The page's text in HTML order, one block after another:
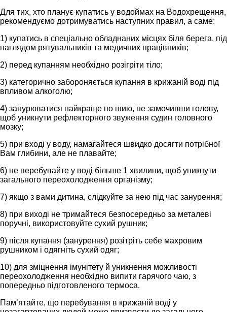
Для тих, хто планує купатись у водоймах на Водохрещення,
рекомендуємо дотримуватись наступних правил, а саме:
1) купатись в спеціально обладнаних місцях біля берега, під
наглядом рятувальників та медичних працівників;
2) перед купанням необхідно розігріти тіло;
3) категорично забороняється купання в крижаній воді під
впливом алкоголю;
4) занурюватися найкраще по шию, не замочивши голову,
щоб уникнути рефлекторного звуження судин головного
мозку;
5) при вході у воду, намагайтеся швидко досягти потрібної
Вам глибини, але не плавайте;
6) не перебувайте у воді більше 1 хвилини, щоб уникнути
загального переохолодження організму;
7) якщо з вами дитина, слідкуйте за нею під час занурення;
8) при виході не тримайтеся безпосередньо за металеві
поручні, використовуйте сухий рушник;
9) після купання (занурення) розітріть себе махровим
рушником і одягніть сухий одяг;
10) для зміцнення імунітету й уникнення можливості
переохолодження необхідно випити гарячого чаю, з
попередньо підготовленого термоса.
Пам’ятайте, що перебування в крижаній воді у